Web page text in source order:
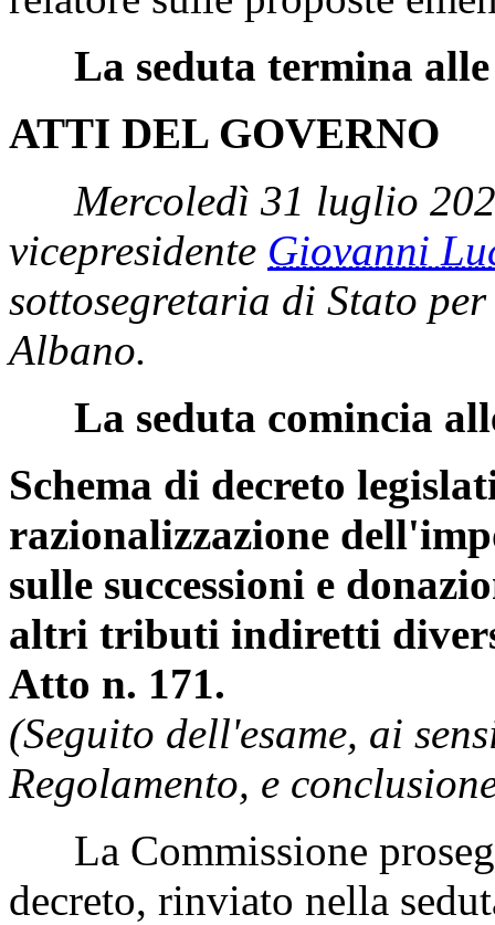
La seduta termina
ATTI DEL GOVERNO
Mercoledì 31 luglio
vicepresidente Giovanni
sottosegretaria di Stato
Albano.
La seduta comincia
Schema di decreto
razionalizzazione
sulle successioni e
altri tributi indiretti
Atto n. 171.
(Seguito dell'esame, ai
Regolamento, e
La Commissione
decreto, rinviato nella